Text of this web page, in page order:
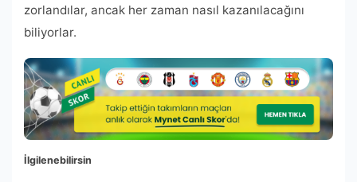
zorlandılar, ancak her zaman nasıl kazanılacağını
biliyorlar.
İlgilenebilirsin